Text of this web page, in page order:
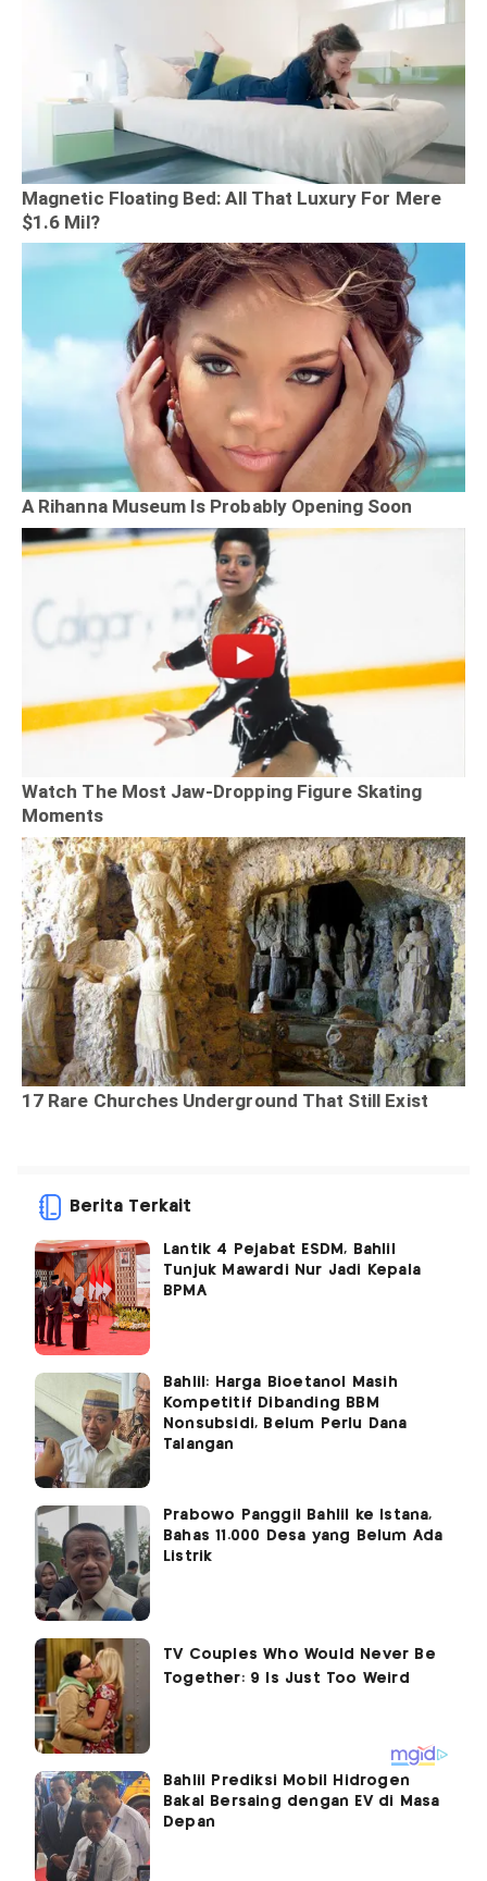
Berita Terkait
Lantik 4 Pejabat ESDM, Bahlil
Tunjuk Mawardi Nur Jadi Kepala
BPMA
Bahlil: Harga Bioetanol Masih
Kompetitif Dibanding BBM
Nonsubsidi, Belum Perlu Dana
Talangan
Prabowo Panggil Bahlil ke Istana,
Bahas 11.000 Desa yang Belum Ada
Listrik
Bahlil Prediksi Mobil Hidrogen
Bakal Bersaing dengan EV di Masa
Depan